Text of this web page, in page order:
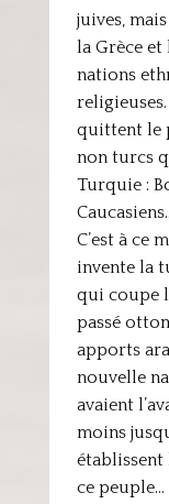
juives,
la Grèce
nations
quittent le
non turcs
Turquie :
C’est à ce
invente la
qui coupe
passé
apports
nouvelle
avaient
moins
établissent
ce